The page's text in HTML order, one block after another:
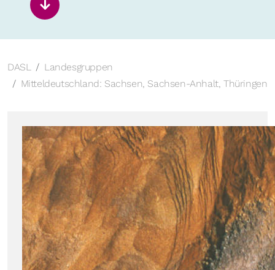
DASL
Landesgruppen
Mitteldeutschland: Sachsen, Sachsen-Anhalt, Thüringen